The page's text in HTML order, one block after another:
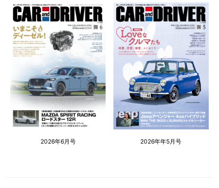
2026年6月号 2026年年5月号